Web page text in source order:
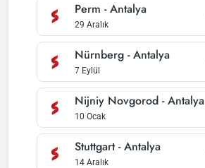
Perm -Antalya
29 Aralık
Nürnberg -Antalya
7 Eylül
Nijniy Novgorod -Antalya
10 Ocak
Stuttgart-Antalya
14 Aralık